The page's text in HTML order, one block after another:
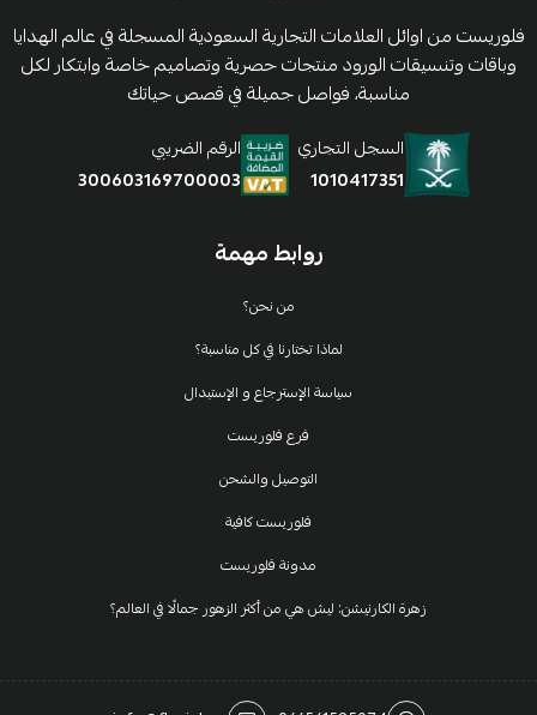
روابط مهمة
من نحن؟
لماذا تختارنا في كل مناسبة؟
سياسة الإسترجاع و الإستبدال
فرع فلوريست
التوصيل والشحن
فلوريست كافية
مدونة فلوريست
زهرة الكارنيشن: ليش هي من أكثر الزهور جمالًا في العالم؟
فلوريست من اوائل العلامات التجارية السعودية المسجلة في عالم الهدايا
وباقات وتنسيقات الورود منتجات حصرية وتصاميم خاصة وابتكار لكل
مناسبة، فواصل جميلة في قصص حياتك
السجل التجاري
1010417351
الرقم الضريبي
300603169700003